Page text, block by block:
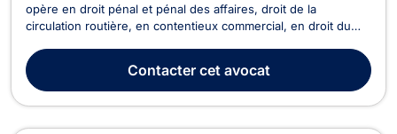
opère en droit pénal et pénal des affaires, droit de la
circulation routière, en contentieux commercial, en droit du
droit Européen et en droit de la responsabilité civile. Il vous
accompagne pour tout conten...
Contactercet avocat